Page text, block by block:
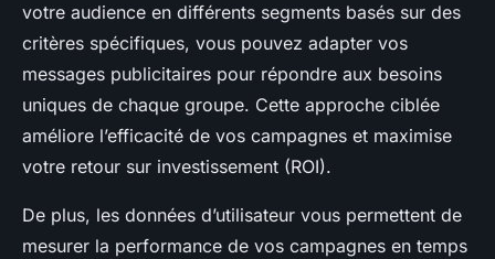
votre audience en différents segments basés sur des
critères spécifiques, vous pouvez adapter vos
messages publicitaires pour répondre aux besoins
uniques de chaque groupe. Cette approche ciblée
améliore l’efficacité de vos campagnes et maximise
votre retour sur investissement (ROI).
De plus, les données d’utilisateur vous permettent de
mesurer la performance de vos campagnes en temps